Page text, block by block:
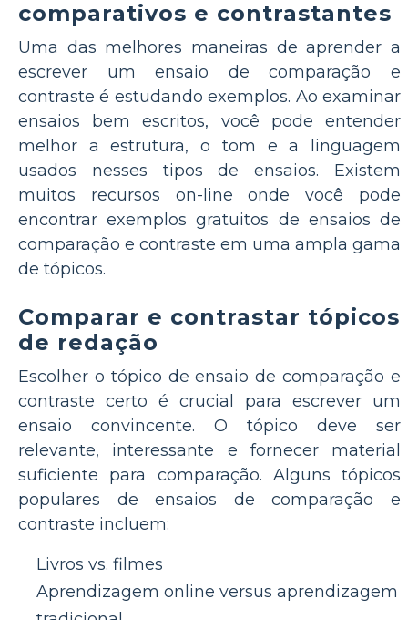
comparativos e contrastantes
Uma das melhores maneiras de aprender a
escrever um ensaio de comparação e
contraste é estudando exemplos. Ao examinar
ensaios bem escritos, você pode entender
melhor a estrutura, o tom e a linguagem
usados nesses tipos de ensaios. Existem
muitos recursos on-line onde você pode
encontrar exemplos gratuitos de ensaios de
comparação e contraste em uma ampla gama
de tópicos.
Comparar e contrastar tópicos
de redação
Escolher o tópico de ensaio de comparação e
contraste certo é crucial para escrever um
ensaio convincente. O tópico deve ser
relevante, interessante e fornecer material
suficiente para comparação. Alguns tópicos
populares de ensaios de comparação e
contraste incluem:
Livros vs. filmes
Aprendizagem online versus aprendizagem